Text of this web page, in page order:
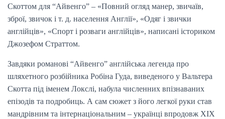
Скоттом для “Айвенго” – «Повний огляд манер, звичаїв,
зброї, звичок і т. д. населення Англії», «Одяг і звички
англійців», «Спорт і розваги англійців», написані істориком
Джозефом Страттом.
Завдяки романові “Айвенго” англійська легенда про
шляхетного розбійника Робіна Гуда, виведеного у Вальтера
Скотта під іменем Локслі, набула численних впізнаваних
епізодів та подробиць. А сам сюжет з його легкої руки став
мандрівним та інтернаціональним – українці впродовж ХІХ